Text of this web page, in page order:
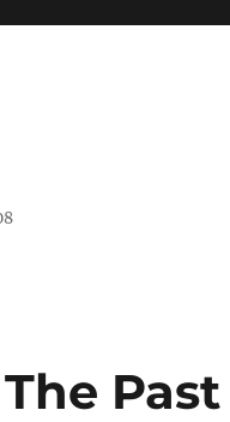
Past